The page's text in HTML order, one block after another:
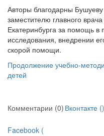
Авторы благодарны
заместителю главного
Екатеринбурга за помощь в
исследования, внедрении
скорой помощи.
Продолжение учебно-
детей
Комментарии (0) Вконтакте ()
Facebook (